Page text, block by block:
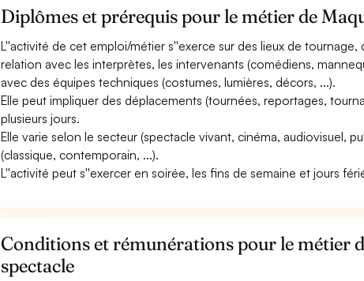
Diplômes et prérequis pour le métier de
L''activité de cet emploi/métier s''exerce sur des lieux de
relation avec les interprètes, les intervenants (comédiens,
avec des équipes techniques (costumes, lumières, décors, ...).
Elle peut impliquer des déplacements (tournées, reportages,
plusieurs jours.
Elle varie selon le secteur (spectacle vivant, cinéma, audiovisuel,
(classique, contemporain, ...).
L''activité peut s''exercer en soirée, les fins de semaine et jours
Conditions et rémunérations pour le métier
spectacle